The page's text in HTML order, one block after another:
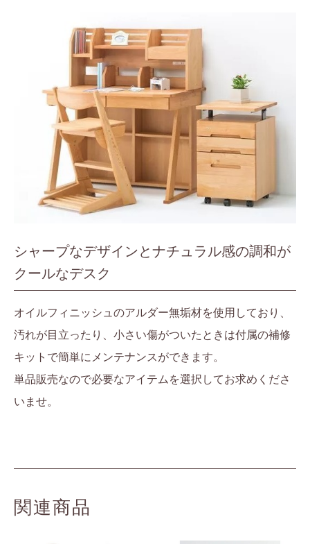
シャープなデザインとナチュラル感の調和が
クールなデスク
オイルフィニッシュのアルダー無垢材を使用しており、
汚れが目立ったり、小さい傷がついたときは付属の補修
キットで簡単にメンテナンスができます。
単品販売なので必要なアイテムを選択してお求めくださ
いませ。
関連商品